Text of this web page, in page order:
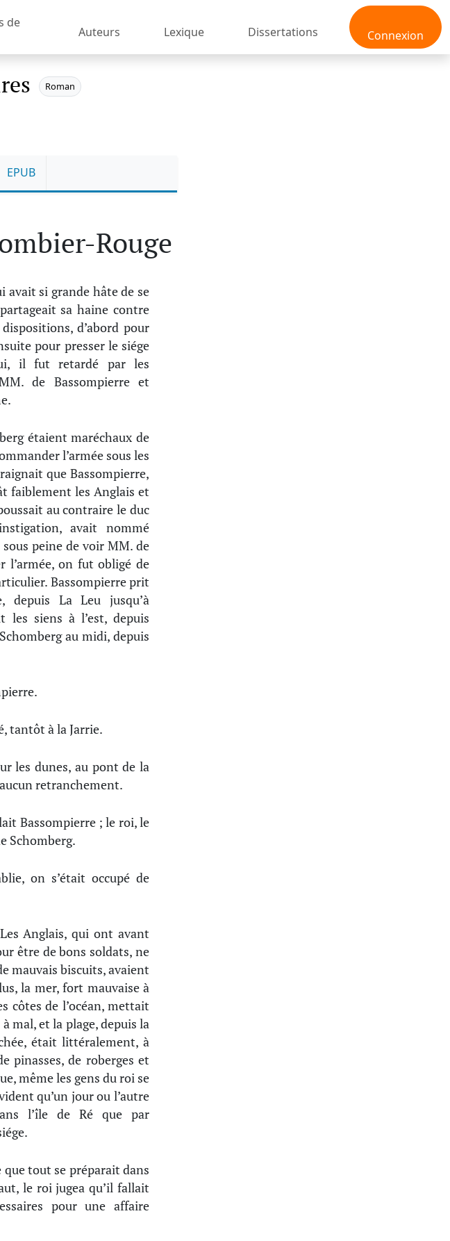
Connexion
de
Auteurs Lexique Dissertations
Roman
EPUB
Rouge
avait si grande hâte de se
sa haine contre
d’abord pour
pour presser le siége
il fut retardé par les
de Bassompierre et
étaient maréchaux de
l’armée sous les
que Bassompierre,
faiblement les Anglais et
au contraire le duc
avait nommé
peine de voir MM. de
l’armée, on fut obligé de
Bassompierre prit
La Leu jusqu’à
les siens à l’est, depuis
au midi, depuis
tantôt à la Jarrie.
les dunes, au pont de la
retranchement.
Bassompierre ; le roi, le
Schomberg.
on s’était occupé de
Anglais, qui ont avant
être de bons soldats, ne
mauvais biscuits, avaient
la mer, fort mauvaise à
côtes de l’océan, mettait
mal, et la plage, depuis la
était littéralement, à
pinasses, de roberges et
même les gens du roi se
qu’un jour ou l’autre
l’île de Ré que par
tout se préparait dans
le roi jugea qu’il fallait
pour une affaire